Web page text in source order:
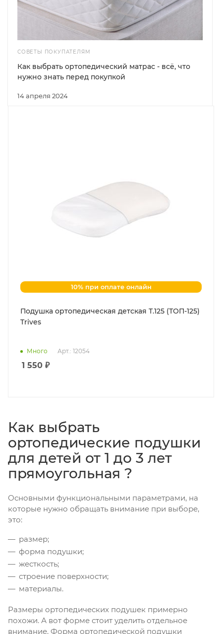
СОВЕТЫ ПОКУПАТЕЛЯМ
14 апреля 2024
Как выбрать ортопедический матрас - всё, что
нужно знать перед покупкой
10% при оплате онлайн
Подушка ортопедическая детская Т.125 (ТОП-125)
Trives
Много Арт.: 12054
1 550 ₽
Как выбрать
ортопедические подушки
для детей от 1 до 3 лет
прямоугольная ?
Основными функциональными параметрами, на
которые нужно обращать внимание при выборе,
это:
размер;
форма подушки;
жесткость;
строение поверхности;
материалы.
Размеры ортопедических подушек примерно
похожи. А вот форме стоит уделить отдельное
внимание. Форма ортопедической подушки